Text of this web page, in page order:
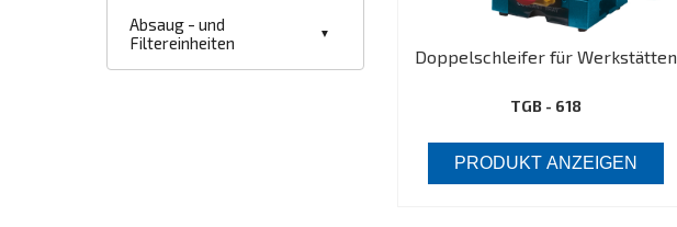
Absaug - und
Filtereinheiten
Doppelschleifer für Werkstätten
TGB - 618
PRODUKT ANZEIGEN